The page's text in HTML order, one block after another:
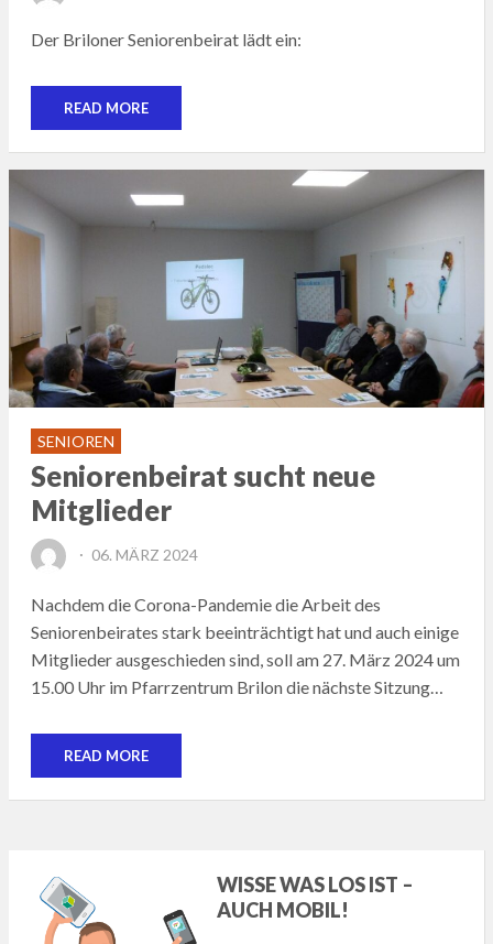
Der Briloner Seniorenbeirat lädt ein:
READ MORE
SENIOREN
Seniorenbeirat sucht neue
Mitglieder
POSTED
06. MÄRZ 2024
Nachdem die Corona-Pandemie die Arbeit des
Seniorenbeirates stark beeinträchtigt hat und auch einige
Mitglieder ausgeschieden sind, soll am 27. März 2024 um
15.00 Uhr im Pfarrzentrum Brilon die nächste Sitzung…
READ MORE
WISSE WAS LOS IST –
AUCH MOBIL!